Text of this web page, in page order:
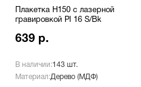
Плакетка H150 с лазерной
гравировкой Pl 16 S/Bk
639 р.
В наличии:143 шт.
Материал:Дерево (МДФ)